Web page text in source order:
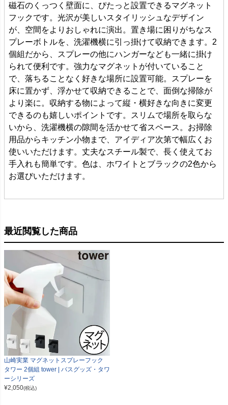
磁石のくっつく壁面に、ぴたっと設置できるマグネット
フックです。光沢が美しいスタイリッシュなデザイン
が、空間をよりおしゃれに演出。置き場に困りがちなス
プレーボトルを、洗濯機横に引っ掛けて収納できます。2
個組だから、スプレーの他にハンガーなども一緒に掛け
られて便利です。強力なマグネットが付いていること
で、落ちることなく好きな場所に設置可能。スプレーを
床に置かず、浮かせて収納できることで、面倒な掃除が
より楽に。収納する物によって縦・横好きな向きに変更
できるのも嬉しいポイントです。スリムで場所を取らな
いから、洗濯機横の隙間を活かせて省スペース。お掃除
用品からキッチン小物まで、アイディア次第で幅広くお
使いいただけます。丈夫なスチール製で、長く使えてお
手入れも簡単です。色は、ホワイトとブラックの2色から
お選びいただけます。
最近閲覧した商品
山崎実業 マグネットスプレーフック
タワー 2個組 tower | バスグッズ・タワ
ーシリーズ
¥2,050(税込)